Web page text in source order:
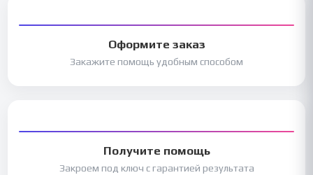
Оформите заказ
Закажите помощь удобным способом
Получите помощь
Закроем под ключ с гарантией результата